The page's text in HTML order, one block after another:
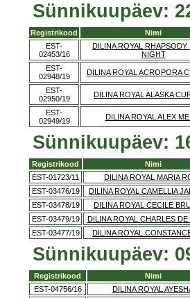
Sünnikuupäev:
Registrikood Nimi
EST-
02453/16
DILINA ROYAL RHAPSODY
NIGHT
EST-
02948/19
DILINA ROYAL ACROPORA
EST-
02950/19
DILINA ROYAL ALASKA
EST-
02949/19
DILINA ROYAL ALEX
Sünnikuupäev:
Registrikood Nimi
EST-01723/11
DILINA ROYAL MARIA
EST-03476/19
DILINA ROYAL CAMELLIA
EST-03478/19
DILINA ROYAL CECILE
EST-03479/19
DILINA ROYAL CHARLES DE
EST-03477/19
DILINA ROYAL
Sünnikuupäev:
Registrikood Nimi
EST-04756/16
DILINA ROYAL